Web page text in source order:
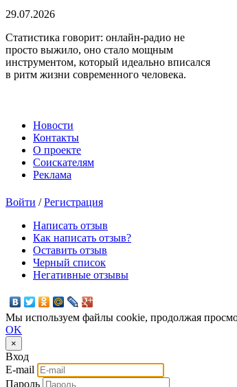
29.07.2026
Статистика говорит: онлайн-радио не
просто выжило, оно стало мощным
инструментом, который идеально вписался
в ритм жизни современного человека.
Новости
Контакты
О проекте
Соискателям
Реклама
Войти /Регистрация
Написать отзыв
Как написать отзыв?
Оставить отзыв
Черный список
Негативные отзывы
Мы используем файлы cookie, продолжая
OK
×
Вход
E-mail
Пароль